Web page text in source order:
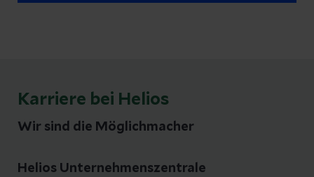
Karriere bei Helios
Wir sind die Möglichmacher
Helios Unternehmenszentrale